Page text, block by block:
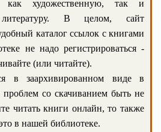
как художественную, так и
литературу. В целом, сайт
каталог ссылок с книгами
не надо регистрироваться -
(или читайте).
в заархивированном виде в
со скачиванием быть не
читать книги онлайн, то также
в нашей библиотеке.